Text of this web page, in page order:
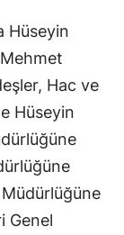
Tunceli
Hüseyin
Hac ve
Hüseyin
Genel